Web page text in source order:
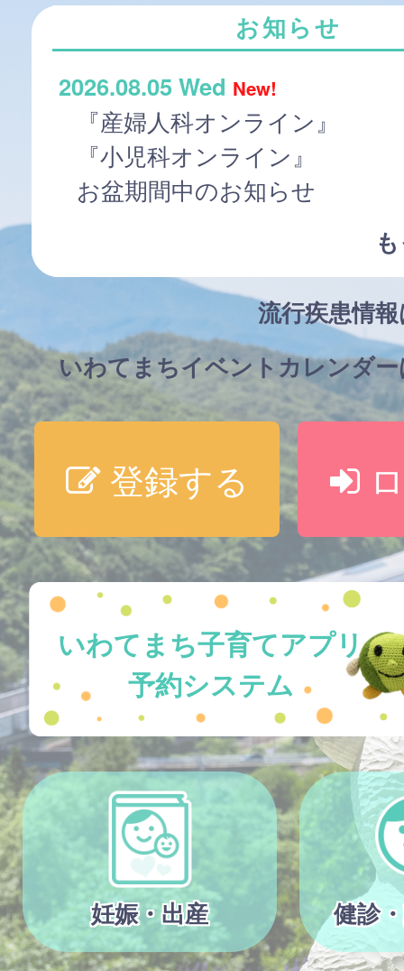
お知らせ
2026.08.05 Wed New!
『産婦人科オンライン』
『小児科オンライン』
お盆期間中のお知らせ
流行疾患情
いわてまちイベントカレンダ
登録する
いわてまち子育てアプリ
予約システム
妊娠・出産 健診